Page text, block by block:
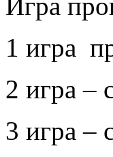
Игра
1 игра
2 игра –
3 игра –